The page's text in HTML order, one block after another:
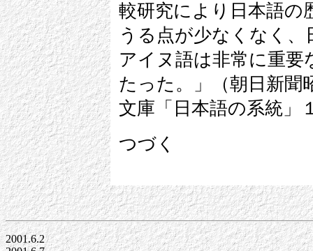
較研究により日本語の
うる点が少なくなく
アイヌ語は非常に重
たった。」（朝日新聞
文庫「日本語の系統」
つづく
2001.6.2